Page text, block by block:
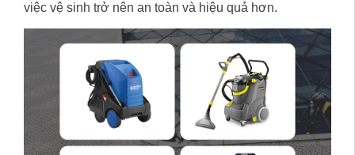
việc vệ sinh trở nên an toàn và hiệu quả hơn.